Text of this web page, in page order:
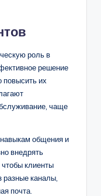
роль в
решение
повысить их
чаще
общения и
внедрять
клиенты
каналы,
почта.